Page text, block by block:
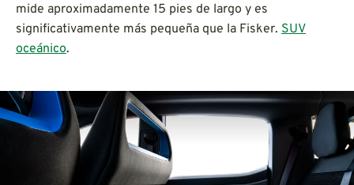
mide aproximadamente 15 pies de largo y es
significativamente más pequeña que la Fisker. SUV
oceánico.